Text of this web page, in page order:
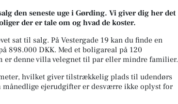
den seneste uge i Gørding. Vi giver dig her det
der er tale om og hvad de koster.
sat til salg. På Vestergade 19 kan du finde en
898.000 DKK. Med et boligareal på 120
er denne villa velegnet til par eller mindre familier.
hvilket giver tilstrækkelig plads til udendørs
ejerudgifter er desværre ikke oplyst for